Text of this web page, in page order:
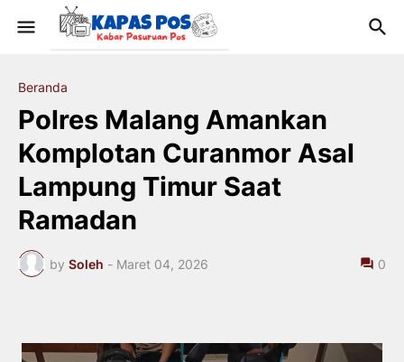
Beranda
Polres Malang Amankan
Komplotan Curanmor Asal
Lampung Timur Saat
Ramadan
by Soleh - Maret 04, 2026 0